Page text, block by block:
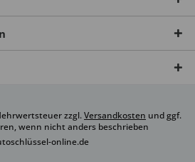
zzgl.Versandkosten und ggf.
wenn nicht anders beschrieben
online.de